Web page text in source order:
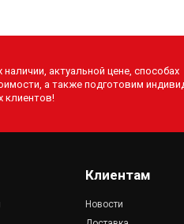
актуальной цене, способах
а также подготовим
клиентов!
Клиентам
Новости